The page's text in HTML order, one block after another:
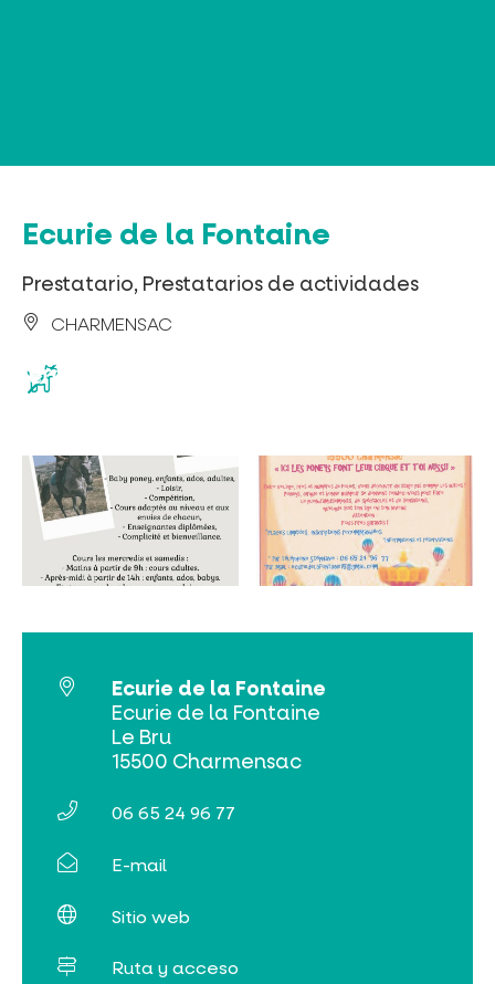
NO SE LO PIERDA
VISITAS Y SABER HACER
Ecurie de la Fontaine
Prestatario, Prestatarios de actividades
CHARMENSAC
Ecurie de la Fontaine
Ecurie de la Fontaine
Le Bru
15500 Charmensac
06 65 24 96 77
E-mail
Sitio web
Ruta y acceso